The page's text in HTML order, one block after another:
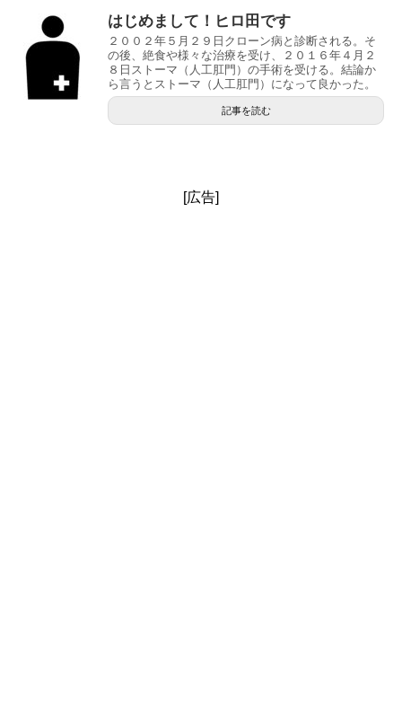
はじめまして！ヒロ田です
２００２年５月２９日クローン病と診断される。そ
の後、絶食や様々な治療を受け、２０１６年４月２
８日ストーマ（人工肛門）の手術を受ける。結論か
ら言うとストーマ（人工肛門）になって良かった。
記事を読む
[広告]